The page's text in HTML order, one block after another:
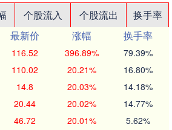
个股流入 个股流出
换手率
最新价 涨幅
换手率
116.52 396.89% 79.39%
110.02 20.21% 16.80%
14.8 20.03% 14.18%
20.44 20.02% 14.77%
46.72 20.01% 5.62%